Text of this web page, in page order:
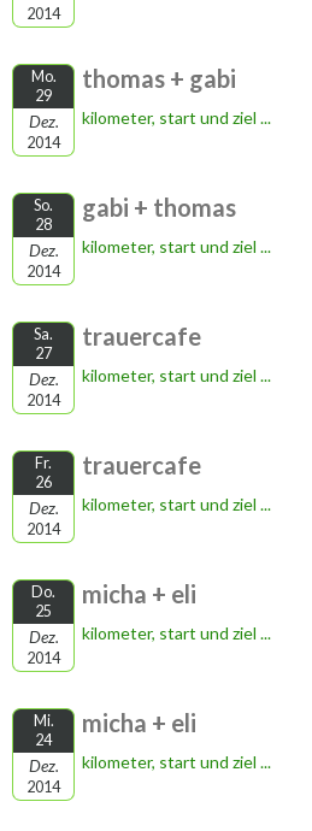
2014
Mo.
29
Dez.
2014
thomas + gabi
kilometer, start und ziel ...
So.
28
Dez.
2014
gabi + thomas
kilometer, start und ziel ...
Sa.
27
Dez.
2014
trauercafe
kilometer, start und ziel ...
Fr.
26
Dez.
2014
trauercafe
kilometer, start und ziel ...
Do.
25
Dez.
2014
micha + eli
kilometer, start und ziel ...
Mi.
24
Dez.
2014
micha + eli
kilometer, start und ziel ...